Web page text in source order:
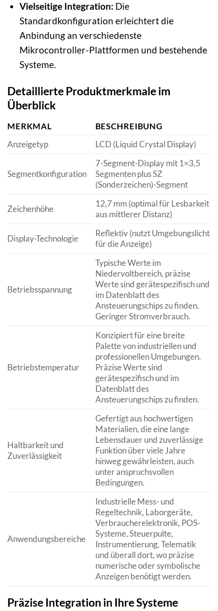
Vielseitige Integration: Die
Standardkonfiguration erleichtert die
Anbindung an verschiedenste
Mikrocontroller-Plattformen und bestehende
Systeme.
Detaillierte Produktmerkmale im
Überblick
MERKMAL
BESCHREIBUNG
Anzeigetyp
LCD (Liquid Crystal Display)
Segmentkonfiguration
7-Segment-Display mit 1×3,5
Segmenten plus SZ
(Sonderzeichen)-Segment
Zeichenhöhe
12,7 mm (optimal für Lesbarkeit
aus mittlerer Distanz)
Display-Technologie
Reflektiv (nutzt Umgebungslicht
für die Anzeige)
Betriebsspannung
Typische Werte im
Niedervoltbereich, präzise
Werte sind gerätespezifisch und
im Datenblatt des
Ansteuerungschips zu finden.
Geringer Stromverbrauch.
Betriebstemperatur
Konzipiert für eine breite
Palette von industriellen und
professionellen Umgebungen.
Präzise Werte sind
gerätespezifisch und im
Datenblatt des
Ansteuerungschips zu finden.
Haltbarkeit und
Zuverlässigkeit
Gefertigt aus hochwertigen
Materialien, die eine lange
Lebensdauer und zuverlässige
Funktion über viele Jahre
hinweg gewährleisten, auch
unter anspruchsvollen
Bedingungen.
Anwendungsbereiche
Industrielle Mess- und
Regeltechnik, Laborgeräte,
Verbraucherelektronik, POS-
Systeme, Steuerpulte,
Instrumentierung, Telematik
und überall dort, wo präzise
numerische oder symbolische
Anzeigen benötigt werden.
Präzise Integration in Ihre Systeme